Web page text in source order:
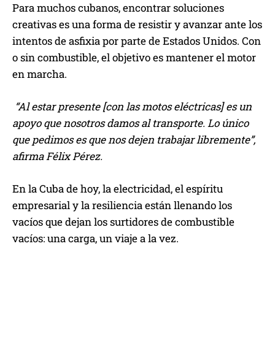
Para muchos cubanos, encontrar soluciones
creativas es una forma de resistir y avanzar ante los
intentos de asfixia por parte de Estados Unidos. Con
o sin combustible, el objetivo es mantener el motor
en marcha.
“Al estar presente [con las motos eléctricas] es un
apoyo que nosotros damos al transporte. Lo único
que pedimos es que nos dejen trabajar libremente”,
afirma Félix Pérez.
En la Cuba de hoy, la electricidad, el espíritu
empresarial y la resiliencia están llenando los
vacíos que dejan los surtidores de combustible
vacíos: una carga, un viaje a la vez.